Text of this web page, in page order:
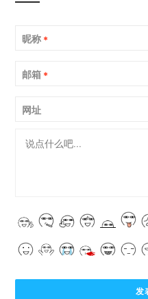
昵称 *
邮箱 *
网址